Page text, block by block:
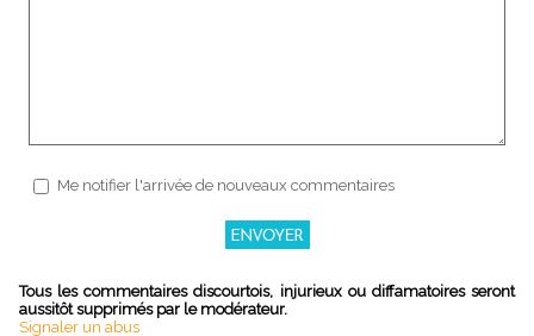
Me notifier l'arrivée de nouveaux commentaires
Tous les commentaires discourtois, injurieux ou diffamatoires seront
aussitôt supprimés par le modérateur.
Signaler un abus